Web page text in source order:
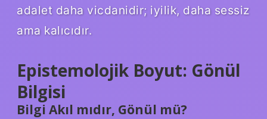
adalet daha vicdanidir; iyilik, daha sessiz
ama kalıcıdır.
Epistemolojik Boyut: Gönül
Bilgisi
Bilgi Akıl mıdır, Gönül mü?